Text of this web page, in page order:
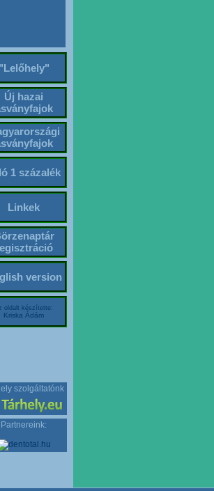
"Lelőhely"
Új hazai
1 százalék
Linkek
version
oldalt készítette:
Kriska Ádám
szolgáltatónk
Partnereink: